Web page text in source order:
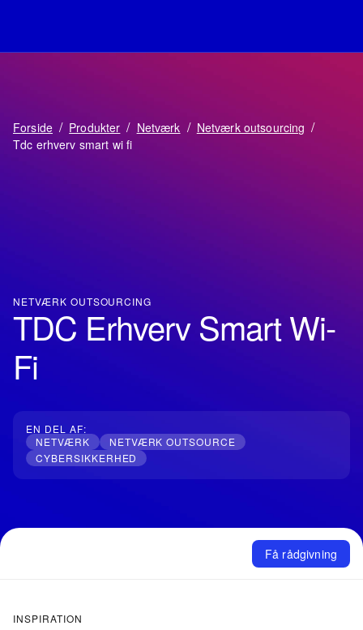
Forside / Produkter / Netværk / Netværk outsourcing /
Tdc erhverv smart wi fi
NETVÆRK OUTSOURCING
TDC Erhverv Smart Wi-
Fi
EN DEL AF:
NETVÆRK
NETVÆRK OUTSOURCE
CYBERSIKKERHED
Få rådgivning
INSPIRATION